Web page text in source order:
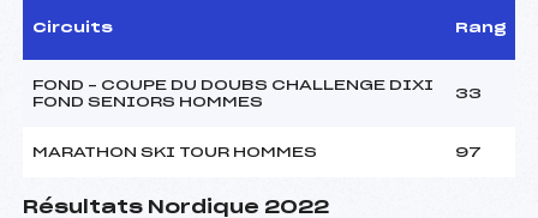
Circuits Rang
FOND – COUPE DU DOUBS CHALLENGE DIXI
FOND SENIORS HOMMES
33
MARATHON SKI TOUR HOMMES 97
Résultats Nordique 2022